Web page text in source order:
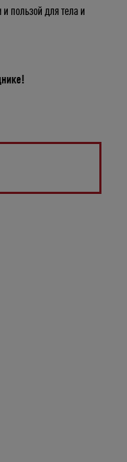
пользой для тела и